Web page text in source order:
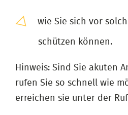
wie Sie sich vor
schützen können.
Hinweis: Sind Sie akuten
rufen Sie so schnell wie
erreichen sie unter der